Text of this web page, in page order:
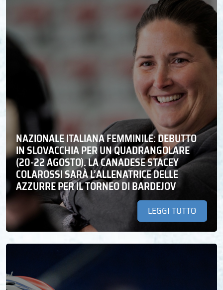
NAZIONALE ITALIANA FEMMINILE: DEBUTTO
IN SLOVACCHIA PER UN QUADRANGOLARE
(20-22 AGOSTO). LA CANADESE STACEY
COLAROSSI SARÀ L’ALLENATRICE DELLE
AZZURRE PER IL TORNEO DI BARDEJOV
LEGGI TUTTO